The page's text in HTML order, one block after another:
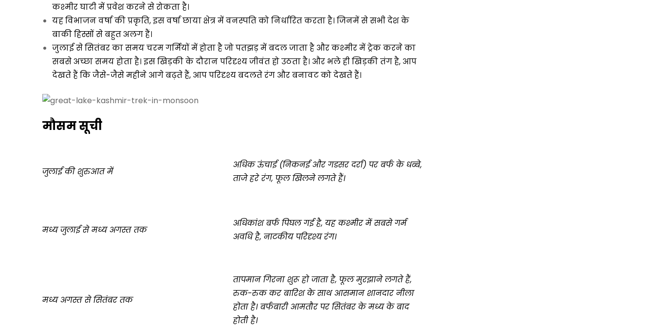
कश्मीर घाटी में प्रवेश करने से रोकता है।
यह विभाजन वर्षा की प्रकृति, इस वर्षा छाया क्षेत्र में वनस्पति को निर्धारित करता है। जिनमें से सभी देश के
बाकी हिस्सों से बहुत अलग हैं।
जुलाई से सितंबर का समय चरम गर्मियों में होता है जो पतझड़ में बदल जाता है और कश्मीर में ट्रेक करने का
सबसे अच्छा समय होता है। इस खिड़की के दौरान परिदृश्य जीवंत हो उठता है। और भले ही खिड़की तंग है, आप
देखते हैं कि जैसे-जैसे महीने आगे बढ़ते हैं, आप परिदृश्य बदलते रंग और बनावट को देखते हैं।
मौसम सूची
जुलाई की शुरुआत में
अधिक ऊंचाई (निकनई और गडसर दर्रा) पर बर्फ के धब्बे,
ताजे हरे रंग, फूल खिलने लगते हैं।
मध्य जुलाई से मध्य अगस्त तक
अधिकांश बर्फ पिघल गई है, यह कश्मीर में सबसे गर्म
अवधि है, नाटकीय परिदृश्य रंग।
मध्य अगस्त से सितंबर तक
तापमान गिरना शुरू हो जाता है, फूल मुरझाने लगते हैं,
रुक-रुक कर बारिश के साथ आसमान शानदार नीला
होता है। बर्फबारी आमतौर पर सितंबर के मध्य के बाद
होती है।